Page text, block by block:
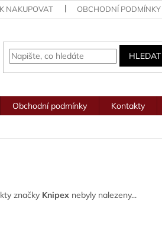
NAKUPOVAT OBCHODNÍ PODMÍNKY
HLEDAT
Obchodní podmínky Kontakty
značky Knipex nebyly nalezeny...